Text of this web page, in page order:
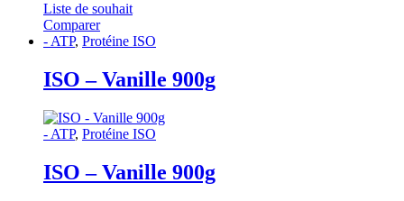
Liste de souhait
Comparer
- ATP, Protéine ISO
ISO – Vanille 900g
- ATP, Protéine ISO
ISO – Vanille 900g